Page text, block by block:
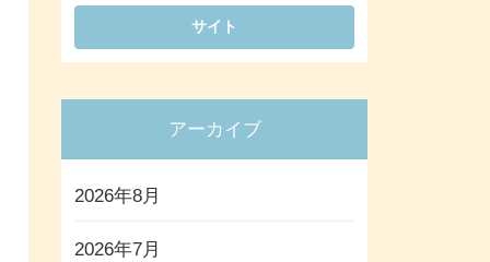
アーカイブ
2026年8月
2026年7月